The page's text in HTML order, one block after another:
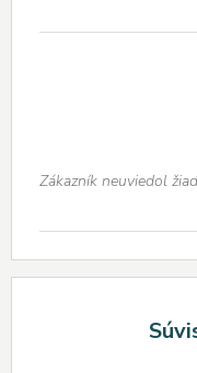
Zákazník neuviedol